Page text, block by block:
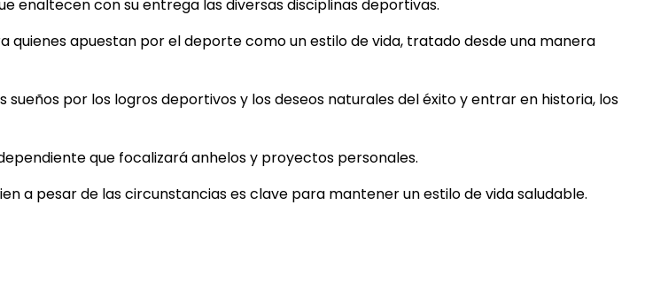
enaltecen con su entrega las diversas disciplinas deportivas.
apuestan por el deporte como un estilo de vida, tratado desde una manera
por los logros deportivos y los deseos naturales del éxito y entrar en historia, los
que focalizará anhelos y proyectos personales.
a pesar de las circunstancias es clave para mantener un estilo de vida saludable.